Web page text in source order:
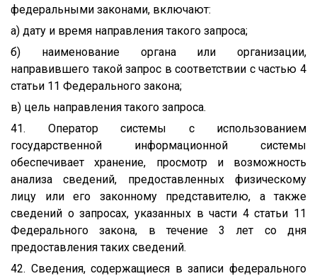
федеральными законами, включают:
а) дату и время направления такого запроса;
б) наименование органа или организации,
направившего такой запрос в соответствии с частью 4
статьи 11 Федерального закона;
в) цель направления такого запроса.
41. Оператор системы с использованием
государственной информационной системы
обеспечивает хранение, просмотр и возможность
анализа сведений, предоставленных физическому
лицу или его законному представителю, а также
сведений о запросах, указанных в части 4 статьи 11
Федерального закона, в течение 3 лет со дня
предоставления таких сведений.
42. Сведения, содержащиеся в записи федерального